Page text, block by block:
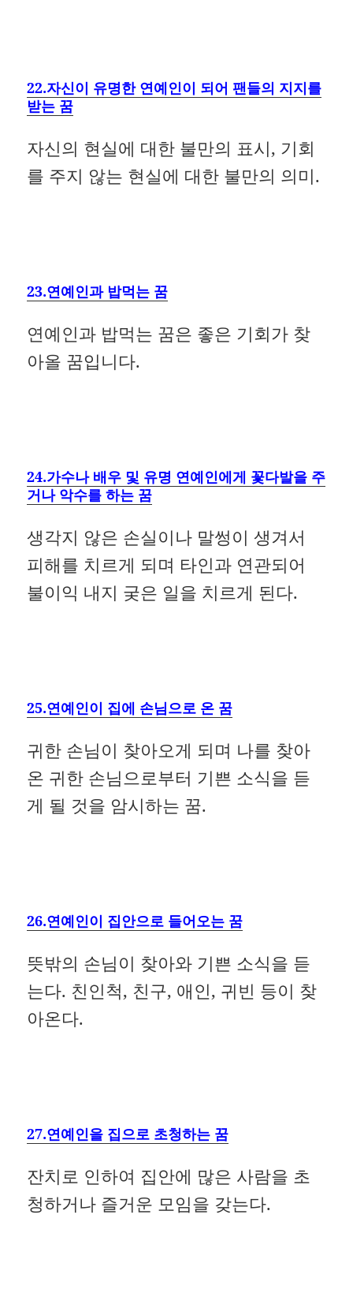
22.자신이 유명한 연예인이 되어 팬들의 지지를
받는 꿈
자신의 현실에 대한 불만의 표시, 기회
를 주지 않는 현실에 대한 불만의 의미.
23.연예인과 밥먹는 꿈
연예인과 밥먹는 꿈은 좋은 기회가 찾
아올 꿈입니다.
24.가수나 배우 및 유명 연예인에게 꽃다발을 주
거나 악수를 하는 꿈
생각지 않은 손실이나 말썽이 생겨서
피해를 치르게 되며 타인과 연관되어
불이익 내지 궂은 일을 치르게 된다.
25.연예인이 집에 손님으로 온 꿈
귀한 손님이 찾아오게 되며 나를 찾아
온 귀한 손님으로부터 기쁜 소식을 듣
게 될 것을 암시하는 꿈.
26.연예인이 집안으로 들어오는 꿈
뜻밖의 손님이 찾아와 기쁜 소식을 듣
는다. 친인척, 친구, 애인, 귀빈 등이 찾
아온다.
27.연예인을 집으로 초청하는 꿈
잔치로 인하여 집안에 많은 사람을 초
청하거나 즐거운 모임을 갖는다.